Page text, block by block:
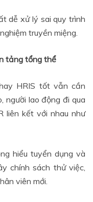
dễ xử lý sai quy trình
truyền miệng.
tảng tổng thể
HRIS tốt vẫn cần
người lao động đi qua
liên kết với nhau như
hiểu tuyển dụng và
chính sách thử việc,
viên mới.